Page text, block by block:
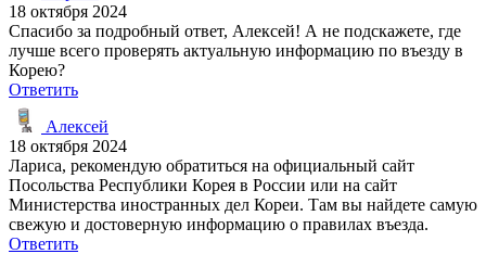
18 октября 2024
Спасибо за подробный ответ, Алексей! А не подскажете, где
лучше всего проверять актуальную информацию по въезду в
Корею?
Ответить
Алексей
18 октября 2024
Лариса, рекомендую обратиться на официальный сайт
Посольства Республики Корея в России или на сайт
Министерства иностранных дел Кореи. Там вы найдете самую
свежую и достоверную информацию о правилах въезда.
Ответить